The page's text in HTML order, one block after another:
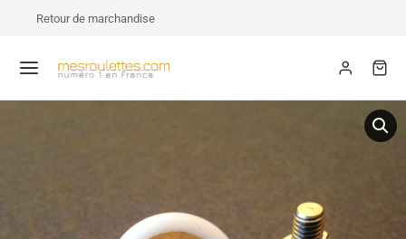
Retour de marchandise